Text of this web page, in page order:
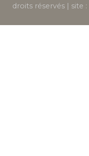
droits réservés | site :